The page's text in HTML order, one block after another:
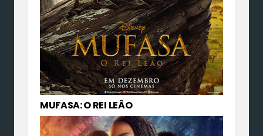
MUFASA: O REI LEÃO